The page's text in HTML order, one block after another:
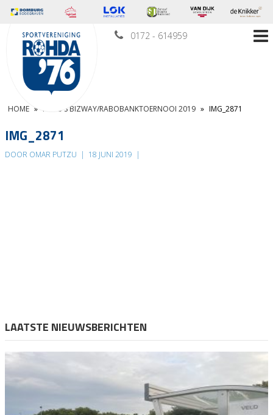
0172 - 614959
HOME » FOTO’S BIZWAY/RABOBANKTOERNOOI 2019 » IMG_2871
IMG_2871
DOOR OMAR PUTZU | 18 JUNI 2019 |
LAATSTE NIEUWSBERICHTEN